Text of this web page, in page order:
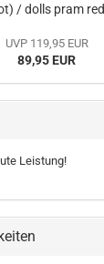
/ dolls pram red
UVP 119,95 EUR
89,95 EUR
Leistung!